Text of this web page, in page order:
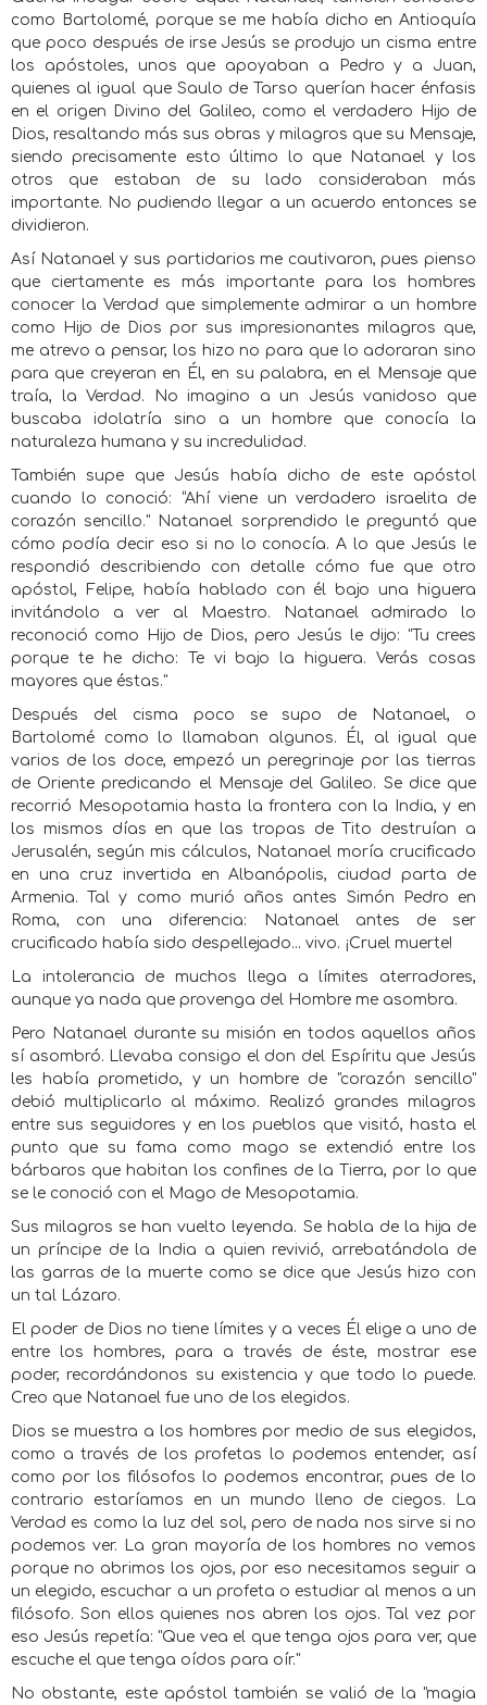
como Bartolomé, porque se me había dicho en Antioquía
que poco después de irse Jesús se produjo un cisma entre
los apóstoles, unos que apoyaban a Pedro y a Juan,
quienes al igual que Saulo de Tarso querían hacer énfasis
en el origen Divino del Galileo, como el verdadero Hijo de
Dios, resaltando más sus obras y milagros que su Mensaje,
siendo precisamente esto último lo que Natanael y los
otros que estaban de su lado consideraban más
importante. No pudiendo llegar a un acuerdo entonces se
dividieron.
Así Natanael y sus partidarios me cautivaron, pues pienso
que ciertamente es más importante para los hombres
conocer la Verdad que simplemente admirar a un hombre
como Hijo de Dios por sus impresionantes milagros que,
me atrevo a pensar, los hizo no para que lo adoraran sino
para que creyeran en Él, en su palabra, en el Mensaje que
traía, la Verdad. No imagino a un Jesús vanidoso que
buscaba idolatría sino a un hombre que conocía la
naturaleza humana y su incredulidad.
También supe que Jesús había dicho de este apóstol
cuando lo conoció: “Ahí viene un verdadero israelita de
corazón sencillo." Natanael sorprendido le preguntó que
cómo podía decir eso si no lo conocía. A lo que Jesús le
respondió describiendo con detalle cómo fue que otro
apóstol, Felipe, había hablado con él bajo una higuera
invitándolo a ver al Maestro. Natanael admirado lo
reconoció como Hijo de Dios, pero Jesús le dijo: "Tu crees
porque te he dicho: Te vi bajo la higuera. Verás cosas
mayores que éstas."
Después del cisma poco se supo de Natanael, o
Bartolomé como lo llamaban algunos. Él, al igual que
varios de los doce, empezó un peregrinaje por las tierras
de Oriente predicando el Mensaje del Galileo. Se dice que
recorrió Mesopotamia hasta la frontera con la India, y en
los mismos días en que las tropas de Tito destruían a
Jerusalén, según mis cálculos, Natanael moría crucificado
en una cruz invertida en Albanópolis, ciudad parta de
Armenia. Tal y como murió años antes Simón Pedro en
Roma, con una diferencia: Natanael antes de ser
crucificado había sido despellejado... vivo. ¡Cruel muerte!
La intolerancia de muchos llega a límites aterradores,
aunque ya nada que provenga del Hombre me asombra.
Pero Natanael durante su misión en todos aquellos años
sí asombró. Llevaba consigo el don del Espíritu que Jesús
les había prometido, y un hombre de "corazón sencillo"
debió multiplicarlo al máximo. Realizó grandes milagros
entre sus seguidores y en los pueblos que visitó, hasta el
punto que su fama como mago se extendió entre los
bárbaros que habitan los confines de la Tierra, por lo que
se le conoció con el Mago de Mesopotamia.
Sus milagros se han vuelto leyenda. Se habla de la hija de
un príncipe de la India a quien revivió, arrebatándola de
las garras de la muerte como se dice que Jesús hizo con
un tal Lázaro.
El poder de Dios no tiene límites y a veces Él elige a uno de
entre los hombres, para a través de éste, mostrar ese
poder, recordándonos su existencia y que todo lo puede.
Creo que Natanael fue uno de los elegidos.
Dios se muestra a los hombres por medio de sus elegidos,
como a través de los profetas lo podemos entender, así
como por los filósofos lo podemos encontrar, pues de lo
contrario estaríamos en un mundo lleno de ciegos. La
Verdad es como la luz del sol, pero de nada nos sirve si no
podemos ver. La gran mayoría de los hombres no vemos
porque no abrimos los ojos, por eso necesitamos seguir a
un elegido, escuchar a un profeta o estudiar al menos a un
filósofo. Son ellos quienes nos abren los ojos. Tal vez por
eso Jesús repetía: "Que vea el que tenga ojos para ver, que
escuche el que tenga oídos para oír."
No obstante, este apóstol también se valió de la "magia